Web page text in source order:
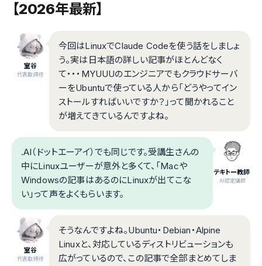
【2026年最新】
室谷
代表取締役
今回はLinuxでClaude Codeを使う話をしましょ
う。実は日本語の詳しい記事がほとんどなく
て・・・MYUUUのエンジニアでもクラウドサーバ
ーをUbuntuで使っている人から「どうやってイン
ストールすればいいですか？」って聞かれること
が増えてきているんですよね。
テキトー教師
.AI認定講師
.AI（ドットエーアイ）でも同じです。受講生さんの
中にLinuxユーザーが意外と多くて、「Macや
Windowsの記事はあるのにLinuxが出てこな
い」って声をよくもらいます。
室谷
代表取締役
そうなんですよね。Ubuntu・Debian・Alpine
Linuxと、対応しているディストリビューションも
広がっているので、この記事で全部まとめてしま